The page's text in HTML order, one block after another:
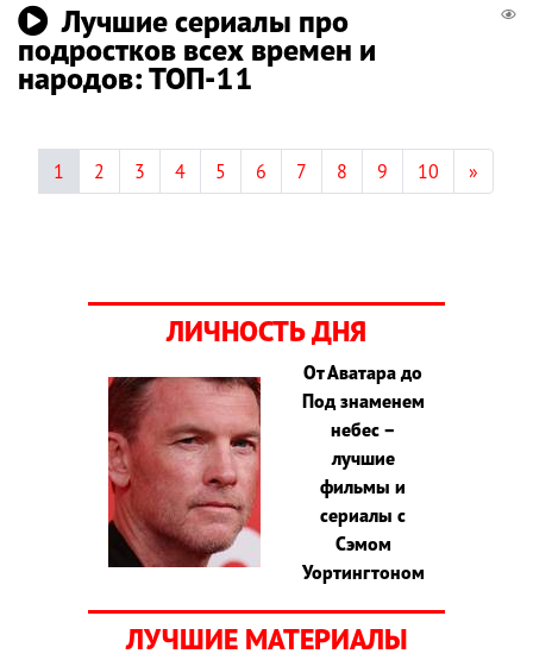
Лучшие сериалы про
подростков всех времен и
народов: ТОП-11
1 2 3 4 5 6 7 8 9 10 »
ЛИЧНОСТЬ ДНЯ
От Аватара до
Под знаменем
небес –
лучшие
фильмы и
сериалы с
Сэмом
Уортингтоном
ЛУЧШИЕ МАТЕРИАЛЫ